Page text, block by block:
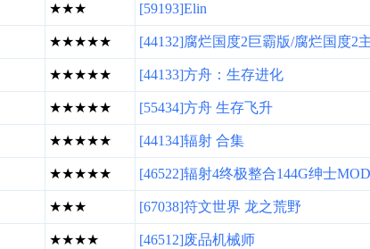
★★★ [59193]Elin
★★★★★ [44132]腐烂国度2巨霸版/腐烂国度2
★★★★★ [44133]方舟：生存进化
★★★★★ [55434]方舟 生存飞升
★★★★★ [44134]辐射 合集
★★★★★ [46522]辐射4终极整合144G绅士MOD
★★★ [67038]符文世界 龙之荒野
★★★★ [46512]废品机械师